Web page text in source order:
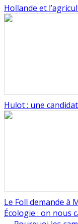
Hollande et
Hulot : une
Le Foll demande à
Navigation
Écologie : on nous